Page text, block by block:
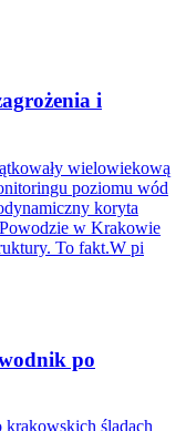
i
wielowiekową
poziomu wód
koryta
w Krakowie
To fakt.W pi
po
śladach